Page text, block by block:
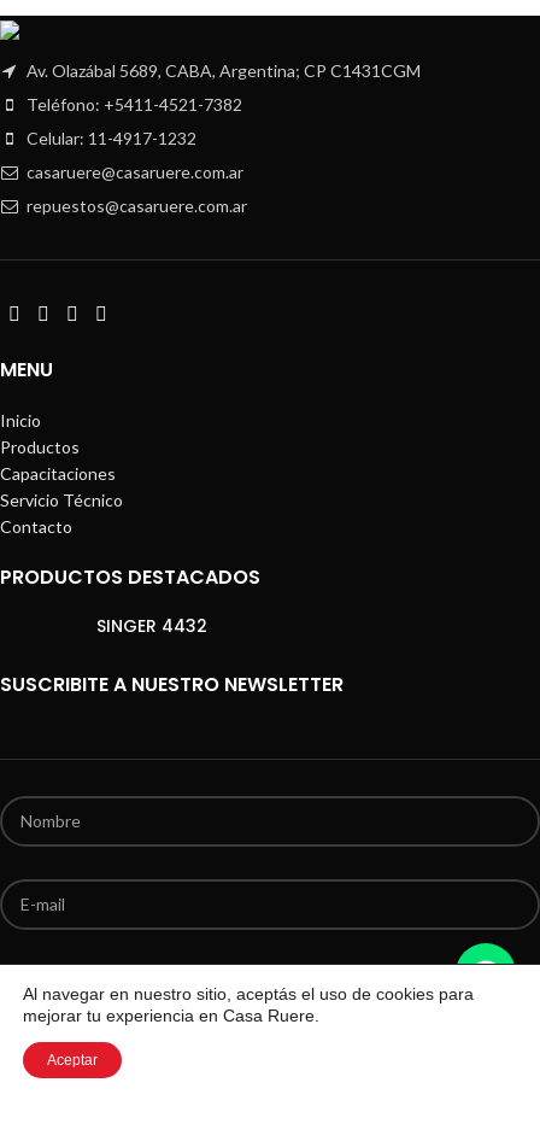
Av. Olazábal 5689, CABA, Argentina; CP C1431CGM
Teléfono: +5411-4521-7382
Celular: 11-4917-1232
casaruere@casaruere.com.ar
repuestos@casaruere.com.ar
MENU
Inicio
Productos
Capacitaciones
Servicio Técnico
Contacto
PRODUCTOS DESTACADOS
SINGER 4432
SUSCRIBITE A NUESTRO NEWSLETTER
Al navegar en nuestro sitio, aceptás el uso de cookies para
mejorar tu experiencia en Casa Ruere.
Aceptar